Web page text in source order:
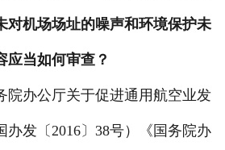
对机场场址的噪声和环境保护未
应当如何审查？
办公厅关于促进通用航空业发
办发〔2016〕38号）《国务院办